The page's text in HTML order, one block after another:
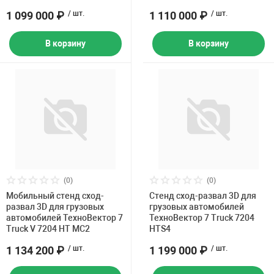
1 099 000 ₽ / шт.
В корзину
1 110 000 ₽ / шт.
В корзину
(0)
Мобильный стенд сход-
развал 3D для грузовых
автомобилей ТехноВектор 7
Truck V 7204 HT MC2
1 134 200 ₽ / шт.
(0)
Стенд сход-развал 3D для
грузовых автомобилей
ТехноВектор 7 Truck 7204
HTS4
1 199 000 ₽ / шт.